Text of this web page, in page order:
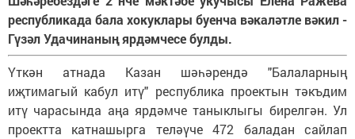
республикада бала хокуклары буенча вәкаләтле вәкил -
Гүзәл Удачинаның ярдәмчесе булды.
Үткән атнада Казан шәһәрендә "Балаларның
иҗтимагый кабул итү" республика проектын тәкъдим
итү чарасында аңа ярдәмче таныклыгы бирелгән. Ул
проектта катнашырга теләүче 472 баладан сайлап